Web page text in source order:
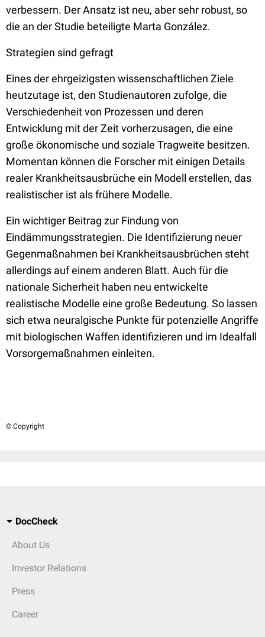
verbessern. Der Ansatz ist neu, aber sehr robust, so
die an der Studie beteiligte Marta González.
Strategien sind gefragt
Eines der ehrgeizigsten wissenschaftlichen Ziele
heutzutage ist, den Studienautoren zufolge, die
Verschiedenheit von Prozessen und deren
Entwicklung mit der Zeit vorherzusagen, die eine
große ökonomische und soziale Tragweite besitzen.
Momentan können die Forscher mit einigen Details
realer Krankheitsausbrüche ein Modell erstellen, das
realistischer ist als frühere Modelle.
Ein wichtiger Beitrag zur Findung von
Eindämmungsstrategien. Die Identifizierung neuer
Gegenmaßnahmen bei Krankheitsausbrüchen steht
allerdings auf einem anderen Blatt. Auch für die
nationale Sicherheit haben neu entwickelte
realistische Modelle eine große Bedeutung. So lassen
sich etwa neuralgische Punkte für potenzielle Angriffe
mit biologischen Waffen identifizieren und im Idealfall
Vorsorgemaßnahmen einleiten.
© Copyright
DocCheck
About Us
Investor Relations
Press
Career